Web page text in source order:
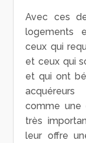
Avec ces
logements
ceux qui
et ceux qui
et qui ont
comme une
très
leur offre